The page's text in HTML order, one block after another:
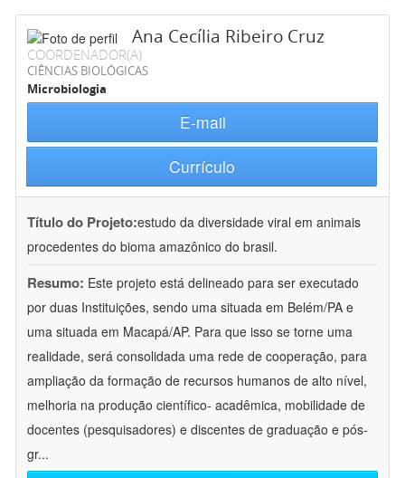
Ana Cecília Ribeiro Cruz
COORDENADOR(A)
CIÊNCIAS BIOLÓGICAS
Microbiologia
E-mail
Currículo
Título do Projeto:estudo da diversidade viral em animais
procedentes do bioma amazônico do brasil.
Resumo: Este projeto está delineado para ser executado
por duas Instituições, sendo uma situada em Belém/PA e
uma situada em Macapá/AP. Para que isso se torne uma
realidade, será consolidada uma rede de cooperação, para
ampliação da formação de recursos humanos de alto nível,
melhoria na produção científico- acadêmica, mobilidade de
docentes (pesquisadores) e discentes de graduação e pós-
gr...